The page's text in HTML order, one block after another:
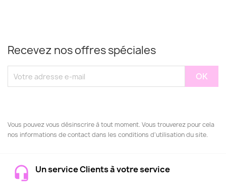
Recevez nos offres spéciales
Vous pouvez vous désinscrire à tout moment. Vous trouverez pour cela
nos informations de contact dans les conditions d'utilisation du site.
Un service Clients à votre service